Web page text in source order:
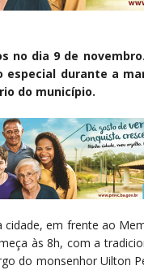
no dia 9 de
durante a
do município.
em frente ao
às 8h, com a
do monsenhor Uilton